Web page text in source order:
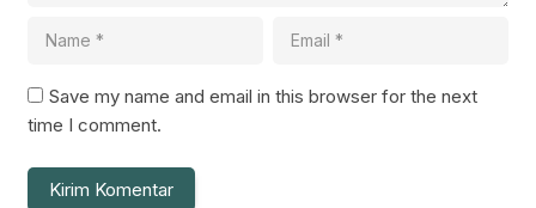
Save my name and email in this browser for the next
time I comment.